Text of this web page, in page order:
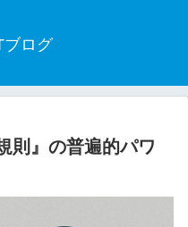
ブログ
則』の普遍的パワ